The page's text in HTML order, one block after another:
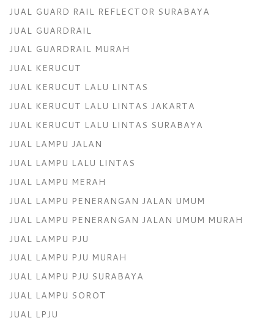
JUAL GUARD RAIL REFLECTOR SURABAYA
JUAL GUARDRAIL
JUAL GUARDRAIL MURAH
JUAL KERUCUT
JUAL KERUCUT LALU LINTAS
JUAL KERUCUT LALU LINTAS JAKARTA
JUAL KERUCUT LALU LINTAS SURABAYA
JUAL LAMPU JALAN
JUAL LAMPU LALU LINTAS
JUAL LAMPU MERAH
JUAL LAMPU PENERANGAN JALAN UMUM
JUAL LAMPU PENERANGAN JALAN UMUM MURAH
JUAL LAMPU PJU
JUAL LAMPU PJU MURAH
JUAL LAMPU PJU SURABAYA
JUAL LAMPU SOROT
JUAL LPJU